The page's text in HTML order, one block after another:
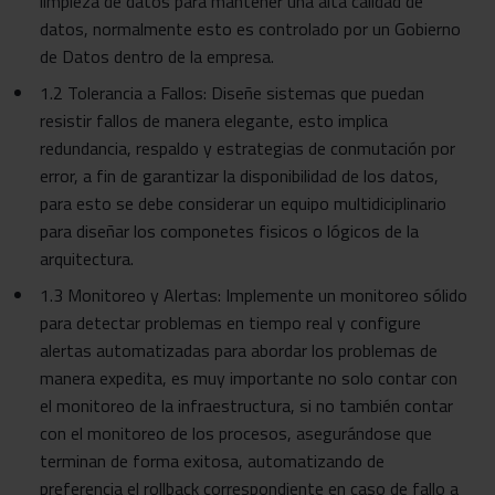
datos, normalmente esto es controlado por un Gobierno
de Datos dentro de la empresa.
1.2 Tolerancia a Fallos: Diseñe sistemas que puedan
resistir fallos de manera elegante, esto implica
redundancia, respaldo y estrategias de conmutación por
error, a fin de garantizar la disponibilidad de los datos,
para esto se debe considerar un equipo multidiciplinario
para diseñar los componetes fisicos o lógicos de la
arquitectura.
1.3 Monitoreo y Alertas: Implemente un monitoreo sólido
para detectar problemas en tiempo real y configure
alertas automatizadas para abordar los problemas de
manera expedita, es muy importante no solo contar con
el monitoreo de la infraestructura, si no también contar
con el monitoreo de los procesos, asegurándose que
terminan de forma exitosa, automatizando de
preferencia el rollback correspondiente en caso de fallo a